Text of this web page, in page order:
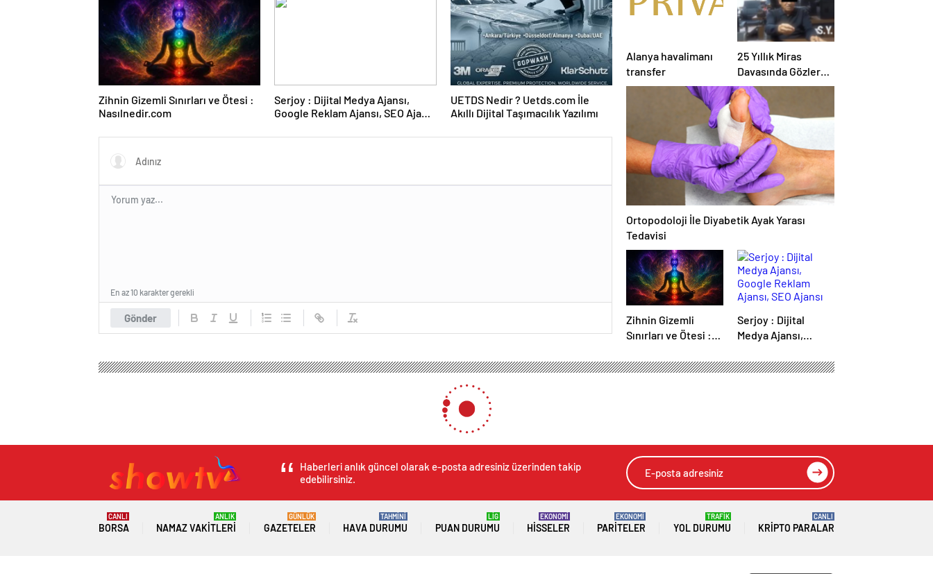
Zihnin Gizemli Sınırları ve Ötesi :
Nasılnedir.com
Serjoy : Dijital Medya Ajansı,
Google Reklam Ajansı, SEO Ajansı
UETDS Nedir ? Uetds.com İle
Akıllı Dijital Taşımacılık Yazılımı
Gönder
En az 10 karakter gerekli
Alanya havalimanı
transfer
25 Yıllık Miras
Davasında Gözler
Temmuz Ayındaki
Karar Duruşmasına
Çevrildi
Ortopodoloji İle Diyabetik Ayak Yarası
Tedavisi
Zihnin Gizemli
Sınırları ve Ötesi :
Serjoy : Dijital
Medya Ajansı,
Ajansı, SEO Ajansı
Silivri’de Kaçak Tütün Operasyonu: Zanlı Serbest